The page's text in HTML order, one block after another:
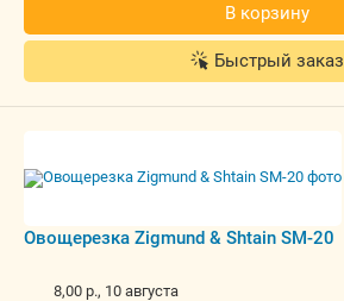
В корзину
Быстрый заказ
Овощерезка Zigmund & Shtain SM-20
8,00 р., 10 августа